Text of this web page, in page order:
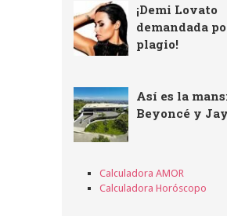
¡Demi Lovato
demandada
plagio!
Así es la
Beyoncé y
Calculadora AMOR
Calculadora Horóscopo